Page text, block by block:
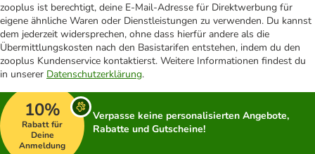
zooplus ist berechtigt, deine E-Mail-Adresse für Direktwerbung für
eigene ähnliche Waren oder Dienstleistungen zu verwenden. Du kannst
dem jederzeit widersprechen, ohne dass hierfür andere als die
Übermittlungskosten nach den Basistarifen entstehen, indem du den
zooplus Kundenservice kontaktierst. Weitere Informationen findest du
in unserer Datenschutzerklärung.
10%
Rabatt für
Deine
Anmeldung
Verpasse keine personalisierten Angebote,
Rabatte und Gutscheine!